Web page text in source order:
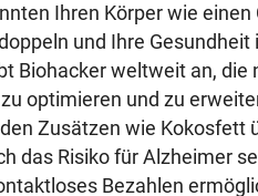
Ihren Körper wie
und Ihre Gesundheit
Biohacker weltweit an, die
optimieren und zu
Zusätzen wie Kokosfett
das Risiko für Alzheimer
Bezahlen